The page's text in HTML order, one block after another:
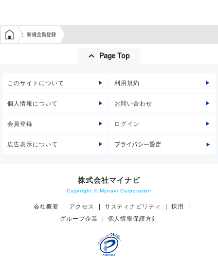
学生の窓口トップ
新規会員登録
Page Top
このサイトについて 利用規約
個人情報について お問い合わせ
会員登録 ログイン
広告表示について プライバシー設定
株式会社マイナビ
Copyright © Mynavi Corporation
会社概要 アクセス サスティナビリティ
採用
グループ企業
個人情報保護方針